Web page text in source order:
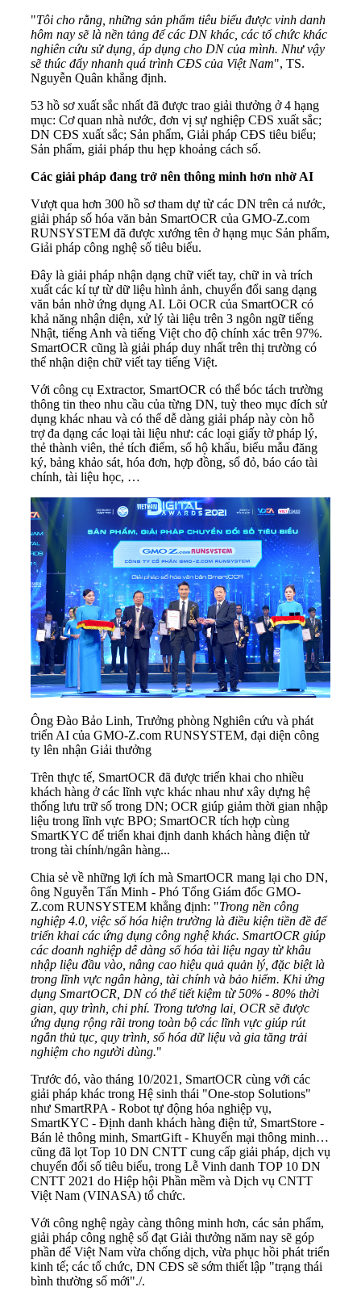
"Tôi cho rằng, những sản phẩm tiêu biểu được vinh danh
hôm nay sẽ là nền tảng để các DN khác, các tổ chức khác
nghiên cứu sử dụng, áp dụng cho DN của mình. Như vậy
sẽ thúc đẩy nhanh quá trình CĐS của Việt Nam", TS.
Nguyễn Quân khẳng định.
53 hồ sơ xuất sắc nhất đã được trao giải thưởng ở 4 hạng
mục: Cơ quan nhà nước, đơn vị sự nghiệp CĐS xuất sắc;
DN CĐS xuất sắc; Sản phẩm, Giải pháp CĐS tiêu biểu;
Sản phẩm, giải pháp thu hẹp khoảng cách số.
Các giải pháp đang trở nên thông minh hơn nhờ AI
Vượt qua hơn 300 hồ sơ tham dự từ các DN trên cả nước,
giải pháp số hóa văn bản SmartOCR của GMO-Z.com
RUNSYSTEM đã được xướng tên ở hạng mục Sản phẩm,
Giải pháp công nghệ số tiêu biểu.
Đây là giải pháp nhận dạng chữ viết tay, chữ in và trích
xuất các kí tự từ dữ liệu hình ảnh, chuyển đổi sang dạng
văn bản nhờ ứng dụng AI. Lõi OCR của SmartOCR có
khả năng nhận diện, xử lý tài liệu trên 3 ngôn ngữ tiếng
Nhật, tiếng Anh và tiếng Việt cho độ chính xác trên 97%.
SmartOCR cũng là giải pháp duy nhất trên thị trường có
thể nhận diện chữ viết tay tiếng Việt.
Với công cụ Extractor, SmartOCR có thể bóc tách trường
thông tin theo nhu cầu của từng DN, tuỳ theo mục đích sử
dụng khác nhau và có thể dễ dàng giải pháp này còn hỗ
trợ đa dạng các loại tài liệu như: các loại giấy tờ pháp lý,
thẻ thành viên, thẻ tích điểm, sổ hộ khẩu, biểu mẫu đăng
ký, bảng khảo sát, hóa đơn, hợp đồng, sổ đỏ, báo cáo tài
chính, tài liệu học, …
Ông Đào Bảo Linh, Trưởng phòng Nghiên cứu và phát
triển AI của GMO-Z.com RUNSYSTEM, đại diện công
ty lên nhận Giải thưởng
Trên thực tế, SmartOCR đã được triển khai cho nhiều
khách hàng ở các lĩnh vực khác nhau như xây dựng hệ
thống lưu trữ số trong DN; OCR giúp giảm thời gian nhập
liệu trong lĩnh vực BPO; SmartOCR tích hợp cùng
SmartKYC để triển khai định danh khách hàng điện tử
trong tài chính/ngân hàng...
Chia sẻ về những lợi ích mà SmartOCR mang lại cho DN,
ông Nguyễn Tấn Minh - Phó Tổng Giám đốc GMO-
Z.com RUNSYSTEM khẳng định: "Trong nền công
nghiệp 4.0, việc số hóa hiện trường là điều kiện tiền đề để
triển khai các ứng dụng công nghệ khác. SmartOCR giúp
các doanh nghiệp dễ dàng số hóa tài liệu ngay từ khâu
nhập liệu đầu vào, nâng cao hiệu quả quản lý, đặc biệt là
trong lĩnh vực ngân hàng, tài chính và bảo hiểm. Khi ứng
dụng SmartOCR, DN có thể tiết kiệm từ 50% - 80% thời
gian, quy trình, chi phí. Trong tương lai, OCR sẽ được
ứng dụng rộng rãi trong toàn bộ các lĩnh vực giúp rút
ngắn thủ tục, quy trình, số hóa dữ liệu và gia tăng trải
nghiệm cho người dùng."
Trước đó, vào tháng 10/2021, SmartOCR cùng với các
giải pháp khác trong Hệ sinh thái "One-stop Solutions"
như SmartRPA - Robot tự động hóa nghiệp vụ,
SmartKYC - Định danh khách hàng điện tử, SmartStore -
Bán lẻ thông minh, SmartGift - Khuyến mại thông minh…
cũng đã lọt Top 10 DN CNTT cung cấp giải pháp, dịch vụ
chuyển đổi số tiêu biểu, trong Lễ Vinh danh TOP 10 DN
CNTT 2021 do Hiệp hội Phần mềm và Dịch vụ CNTT
Việt Nam (VINASA) tổ chức.
Với công nghệ ngày càng thông minh hơn, các sản phẩm,
giải pháp công nghệ số đạt Giải thưởng năm nay sẽ góp
phần để Việt Nam vừa chống dịch, vừa phục hồi phát triển
kinh tế; các tổ chức, DN CĐS sẽ sớm thiết lập "trạng thái
bình thường số mới"./.